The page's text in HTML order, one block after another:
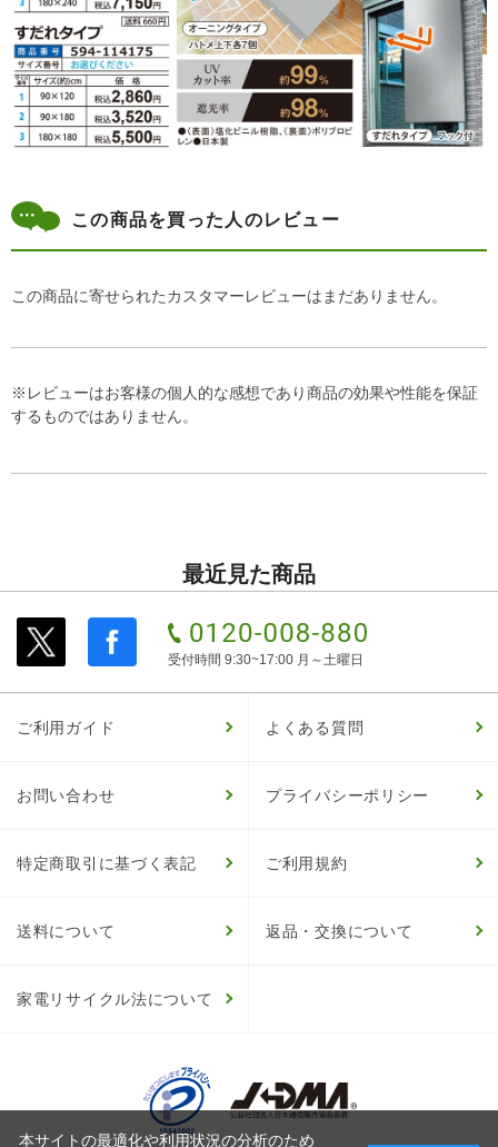
この商品を買った人のレビュー
この商品に寄せられたカスタマーレビューはまだありません。
※レビューはお客様の個人的な感想であり商品の効果や性能を保証
するものではありません。
最近見た商品
受付時間 9:30~17:00 月～土曜日
ご利用ガイド よくある質問
お問い合わせ プライバシーポリシー
特定商取引に基づく表記 ご利用規約
送料について 返品・交換について
家電リサイクル法について
本サイトの最適化や利用状況の分析のため